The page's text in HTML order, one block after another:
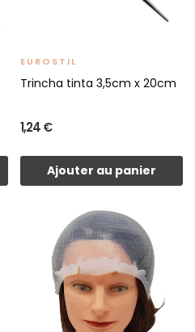
EUROSTIL
Trincha tinta 3,5cm x 20cm
1,24 €
Ajouter au panier